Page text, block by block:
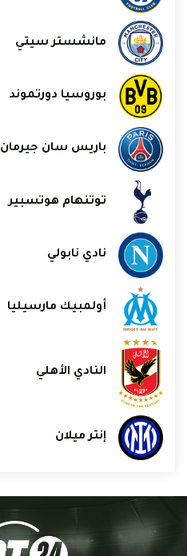
مانشستر سيتي
بوروسيا دورتموند
باريس سان جيرمان
توتنهام هوتسبير
نادي نابولي
أولمبيك مارسيليا
النادي الأهلي
إنتر ميلان